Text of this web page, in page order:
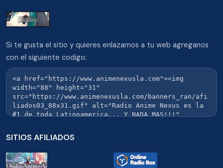
Si te gusta el sitio y quieres enlazarnos a tu web agreganos
con el siguiente codigo:
SITIOS AFILIADOS